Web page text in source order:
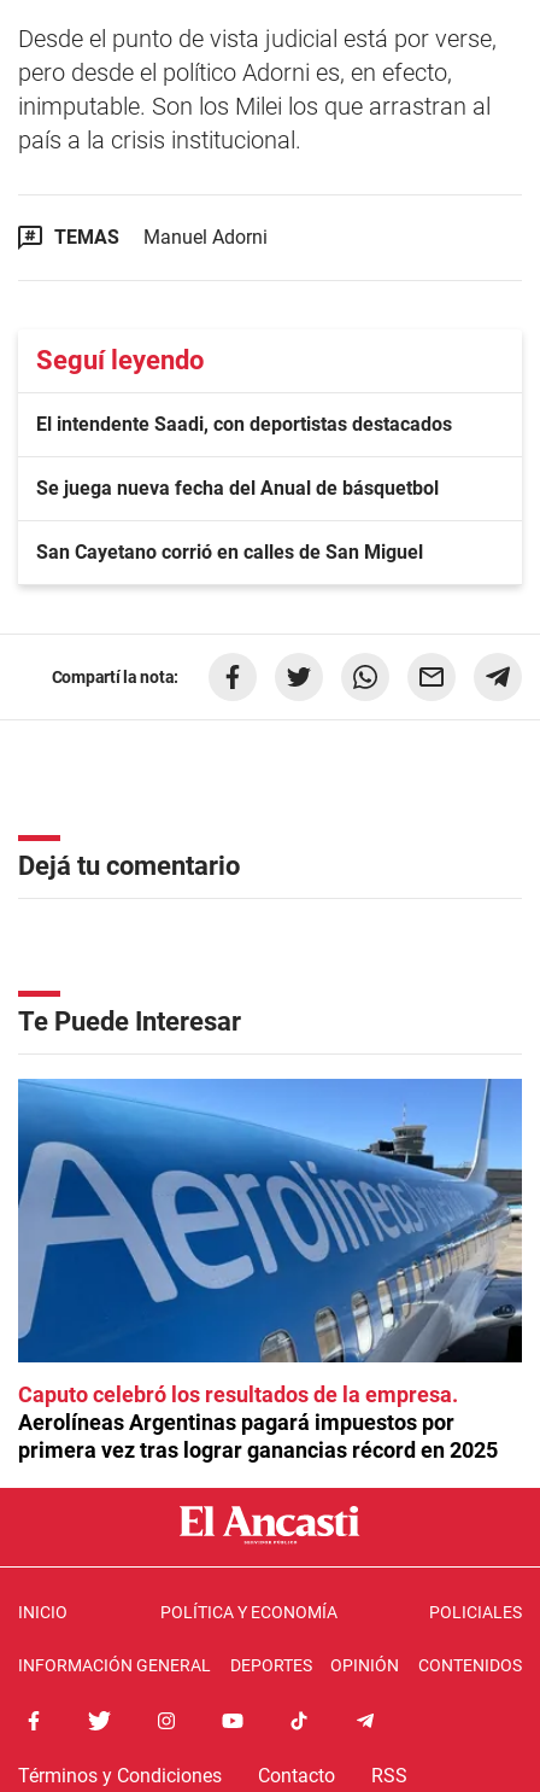
Desde el punto de vista judicial está por verse,
pero desde el político Adorni es, en efecto,
inimputable. Son los Milei los que arrastran al
país a la crisis institucional.
TEMAS Manuel Adorni
Seguí leyendo
El intendente Saadi, con deportistas destacados
Se juega nueva fecha del Anual de básquetbol
San Cayetano corrió en calles de San Miguel
Compartí la nota:
Dejá tu comentario
Te Puede Interesar
Caputo celebró los resultados de la empresa
Aerolíneas Argentinas pagará impuestos por
primera vez tras lograr ganancias récord en 2025
INICIO POLÍTICA Y ECONOMÍA POLICIALES
INFORMACIÓN GENERAL DEPORTES OPINIÓN CONTENIDOS
Términos y Condiciones Contacto RSS